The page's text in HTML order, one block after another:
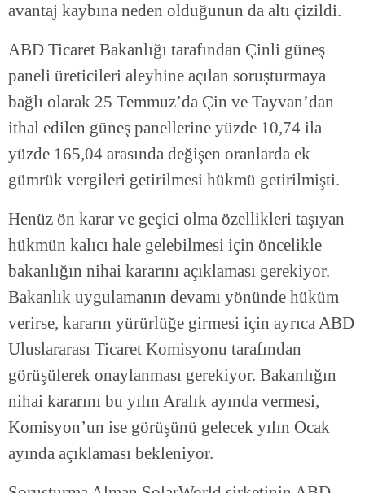
avantaj kaybına neden olduğunun da altı çizildi.
ABD Ticaret Bakanlığı tarafından Çinli güneş
paneli üreticileri aleyhine açılan soruşturmaya
bağlı olarak 25 Temmuz’da Çin ve Tayvan’dan
ithal edilen güneş panellerine yüzde 10,74 ila
yüzde 165,04 arasında değişen oranlarda ek
gümrük vergileri getirilmesi hükmü getirilmişti.
Henüz ön karar ve geçici olma özellikleri taşıyan
hükmün kalıcı hale gelebilmesi için öncelikle
bakanlığın nihai kararını açıklaması gerekiyor.
Bakanlık uygulamanın devamı yönünde hüküm
verirse, kararın yürürlüğe girmesi için ayrıca ABD
Uluslararası Ticaret Komisyonu tarafından
görüşülerek onaylanması gerekiyor. Bakanlığın
nihai kararını bu yılın Aralık ayında vermesi,
Komisyon’un ise görüşünü gelecek yılın Ocak
ayında açıklaması bekleniyor.